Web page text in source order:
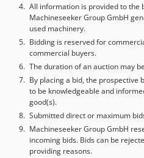
All information is provided to the
Machineseeker Group GmbH
used machinery.
Bidding is reserved for
commercial buyers.
The duration of an auction may
By placing a bid, the
to be knowledgeable and
good(s).
Submitted direct or maximum
Machineseeker Group GmbH
incoming bids. Bids can be
providing reasons.